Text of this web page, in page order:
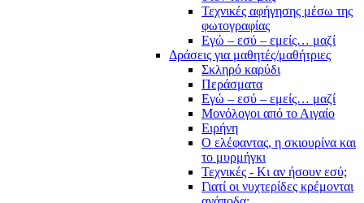
Τεχνικές αφήγησης μέσω της
φωτογραφίας
Εγώ – εσύ – εμείς… μαζί
Δράσεις για μαθητές/μαθήτριες
Σκληρό καρύδι
Περάσματα
Εγώ – εσύ – εμείς… μαζί
Μονόλογοι από το Αιγαίο
Ειρήνη
Ο ελέφαντας, η σκιουρίνα και
το μυρμήγκι
Τεχνικές - Κι αν ήσουν εσύ;
Γιατί οι νυχτερίδες κρέμονται